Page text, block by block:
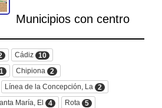
Municipios con centro
Cádiz 10
1 Chipiona
2
Línea de la Concepción, La
2
María, El 4 Rota
5